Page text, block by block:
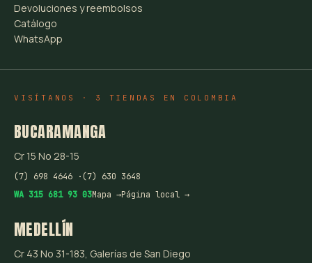
Devoluciones y reembolsos
Catálogo
WhatsApp
VISÍTANOS · 3 TIENDAS EN COLOMBIA
BUCARAMANGA
Cr 15 No 28-15
(7) 698 4646 ·(7) 630 3648
WA 315 681 93 03Mapa →Página local →
MEDELLÍN
Cr 43 No 31-183, Galerías de San Diego